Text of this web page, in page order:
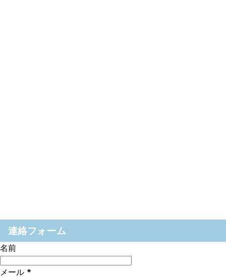
連絡フォーム
名前
メール *